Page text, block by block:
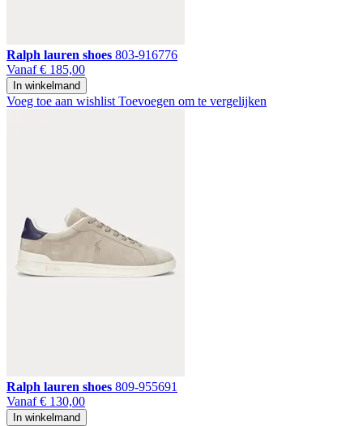
Ralph lauren shoes 803-916776
Vanaf € 185,00
In winkelmand
Voeg toe aan wishlist Toevoegen om te vergelijken
Ralph lauren shoes 809-955691
Vanaf € 130,00
In winkelmand